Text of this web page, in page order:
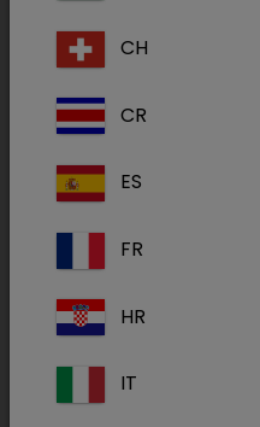
und Enten, die durch
1 g
CH
CR
ES
FR
HR
IT